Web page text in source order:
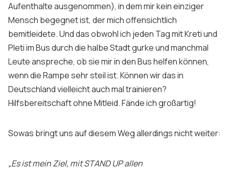
Aufenthalte ausgenommen), in dem mir kein einziger
Mensch begegnet ist, der mich offensichtlich
bemitleidete. Und das obwohl ich jeden Tag mit Kreti und
Pleti im Bus durch die halbe Stadt gurke und manchmal
Leute anspreche, ob sie mir in den Bus helfen können,
wenn die Rampe sehr steil ist. Können wir das in
Deutschland vielleicht auch mal trainieren?
Hilfsbereitschaft ohne Mitleid. Fände ich großartig!
Sowas bringt uns auf diesem Weg allerdings nicht weiter:
„Es ist mein Ziel, mit STAND UP allen